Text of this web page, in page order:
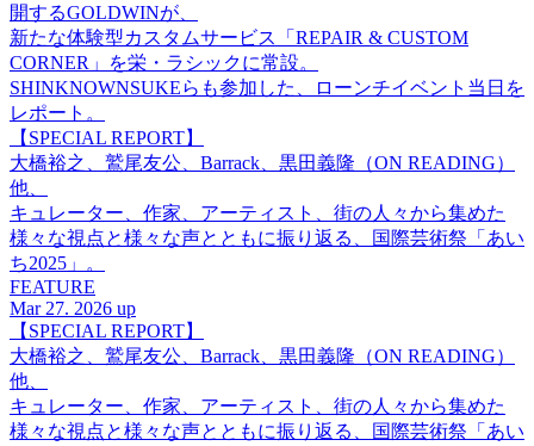
開するGOLDWINが、
新たな体験型カスタムサービス「REPAIR & CUSTOM
CORNER」を栄・ラシックに常設。
SHINKNOWNSUKEらも参加した、ローンチイベント当日を
レポート。
【SPECIAL REPORT】
大橋裕之、鷲尾友公、Barrack、黒田義隆（ON READING）
他、
キュレーター、作家、アーティスト、街の人々から集めた
様々な視点と様々な声とともに振り返る、国際芸術祭「あい
ち2025」。
FEATURE
Mar 27. 2026 up
【SPECIAL REPORT】
大橋裕之、鷲尾友公、Barrack、黒田義隆（ON READING）
他、
キュレーター、作家、アーティスト、街の人々から集めた
様々な視点と様々な声とともに振り返る、国際芸術祭「あい